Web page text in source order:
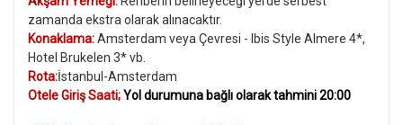
zamanda ekstra olarak alınacaktır.
Konaklama:Amsterdam veya Çevresi - Ibis Style Almere 4*,
Hotel Brukelen 3* vb.
Rota:İstanbul-Amsterdam
Otele Giriş Saati;Yol durumuna bağlı olarak tahmini 20:00